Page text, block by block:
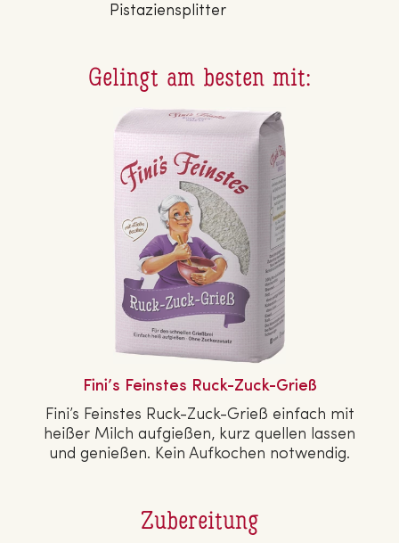
Zubereitung
Pistaziensplitter
Gelingt am besten mit:
Fini’s Feinstes Ruck-Zuck-Grieß
Fini’s Feinstes Ruck-Zuck-Grieß einfach mit
heißer Milch aufgießen, kurz quellen lassen
und genießen. Kein Aufkochen notwendig.